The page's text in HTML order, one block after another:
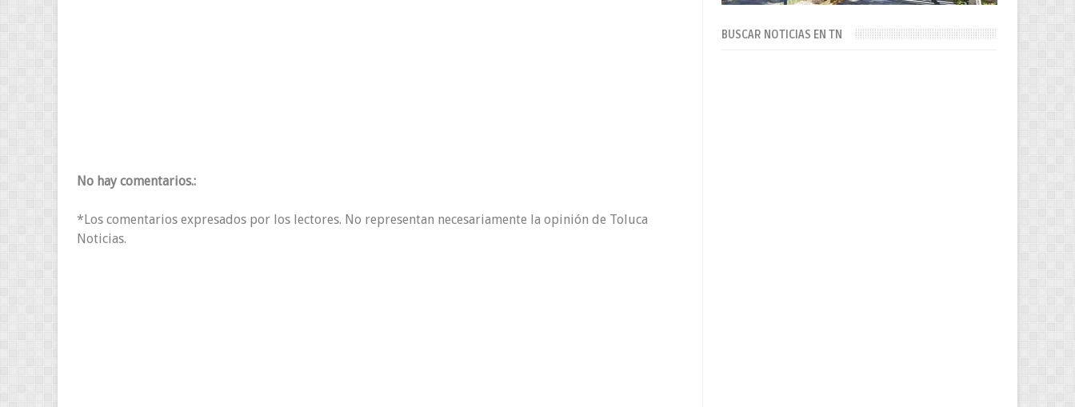
No hay comentarios.:
*Los comentarios expresados por los lectores. No representan necesariamente la opinión de Toluca
Noticias.
BUSCAR NOTICIAS EN TN